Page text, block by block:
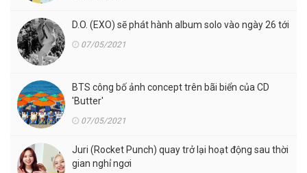
D.O. (EXO) sẽ phát hành album solo vào ngày 26 tới
07/05/2021
BTS công bố ảnh concept trên bãi biển của CD
'Butter'
07/05/2021
Juri (Rocket Punch) quay trở lại hoạt động sau thời
gian nghỉ ngơi